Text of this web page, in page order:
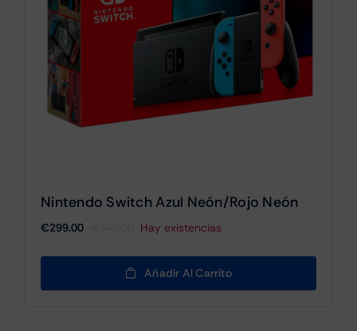
Nintendo Switch Azul Neón/Rojo Neón
original
era:
€299.00
actual
es:
Hay existencias
Añadir Al Carrito